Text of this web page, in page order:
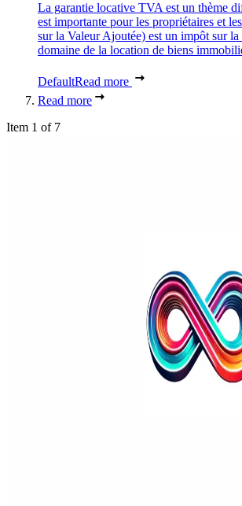
La garantie locative TVA est un thème
est importante pour les propriétaires et
sur la Valeur Ajoutée) est un impôt sur
domaine de la location de biens
DefaultRead more
Read more
Item 1 of 7